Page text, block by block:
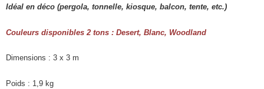
Idéal en déco (pergola, tonnelle, kiosque, balcon, tente, etc.)
Couleurs disponibles 2 tons : Desert, Blanc, Woodland
Dimensions : 3 x 3 m
Poids : 1,9 kg